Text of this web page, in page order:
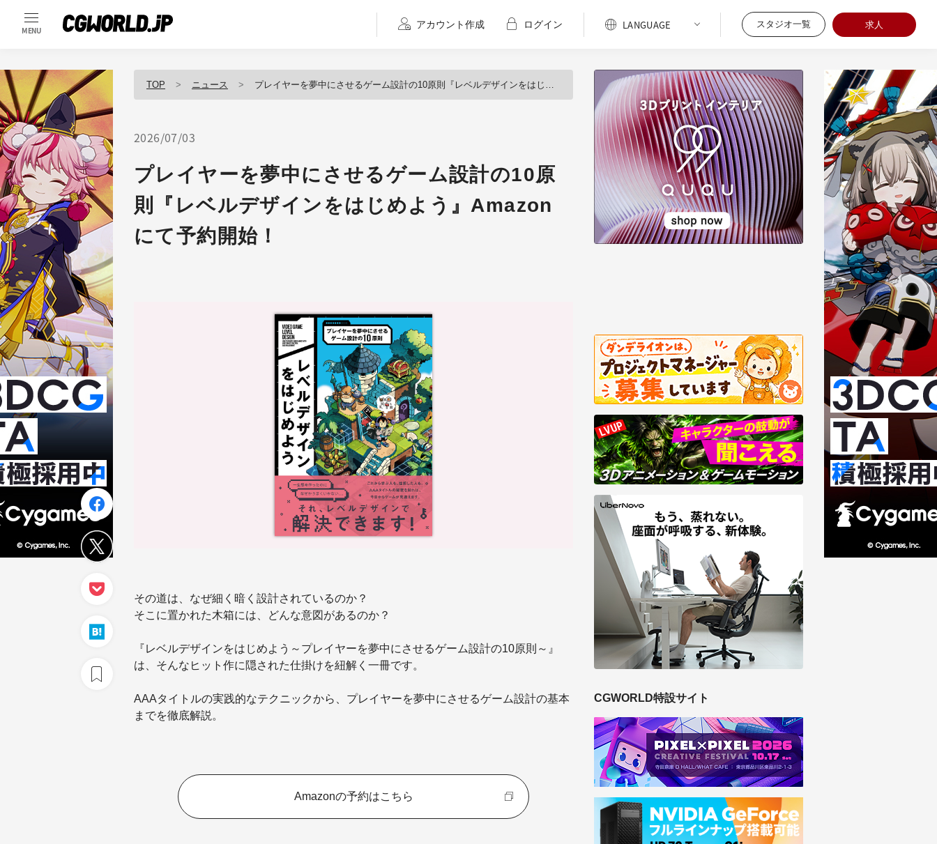
MENU
アカウント作成 ログイン スタジオ一覧 求人
TOP ニュース プレイヤーを夢中にさせるゲーム設計の10原則『レベルデザインをはじめよう』Amazonにて予約開始！
2026/07/03
プレイヤーを夢中にさせるゲーム設計の10原
則『レベルデザインをはじめよう』Amazon
にて予約開始！
その道は、なぜ細く暗く設計されているのか？
そこに置かれた木箱には、どんな意図があるのか？
『レベルデザインをはじめよう～プレイヤーを夢中にさせるゲーム設計の10原則～』
は、そんなヒット作に隠された仕掛けを紐解く一冊です。
AAAタイトルの実践的なテクニックから、プレイヤーを夢中にさせるゲーム設計の基本
までを徹底解説。
Amazonの予約はこちら
CGWORLD特設サイト